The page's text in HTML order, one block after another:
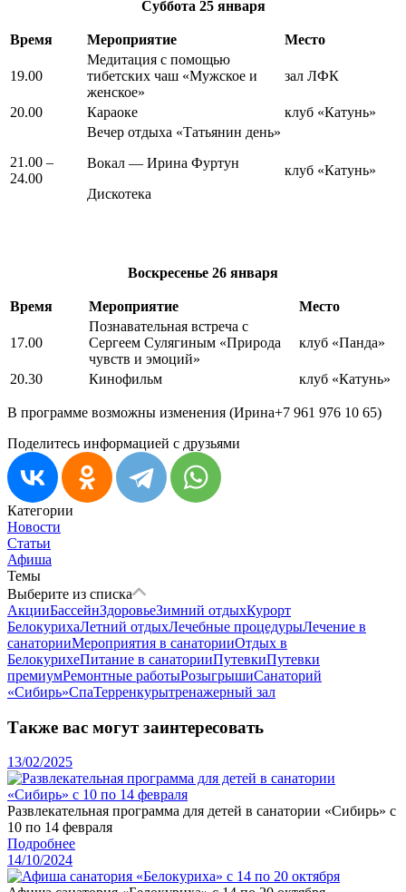
Суббота 25 января
Время Мероприятие Место
19.00
Медитация с помощью
тибетских чаш «Мужское и
женское»
зал ЛФК
20.00 Караоке клуб «Катунь»
21.00 –
24.00
Вечер отдыха «Татьянин день»
Вокал — Ирина Фуртун
Дискотека
клуб «Катунь»
Воскресенье 26 января
Время Мероприятие Место
17.00
Познавательная встреча с
Сергеем Сулягиным «Природа
чувств и эмоций»
клуб «Панда»
20.30 Кинофильм клуб «Катунь»
В программе возможны изменения (Ирина+7 961 976 10 65)
Поделитесь информацией с друзьями
Категории
Новости
Статьи
Афиша
Темы
Выберите из списка
АкцииБассейнЗдоровьеЗимний отдыхКурорт
БелокурихаЛетний отдыхЛечебные процедурыЛечение в
санаторииМероприятия в санаторииОтдых в
БелокурихеПитание в санаторииПутевкиПутевки
премиумРемонтные работыРозыгрышиСанаторий
«Сибирь»СпаТерренкурытренажерный зал
Также вас могут заинтересовать
13/02/2025
Развлекательная программа для детей в санатории «Сибирь» с
10 по 14 февраля
Подробнее
14/10/2024